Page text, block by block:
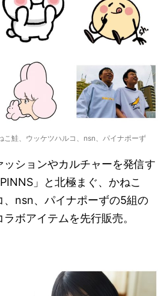
こ鮭、ウッケツハルコ、nsn、パイナポーず
ッションやカルチャーを発信す
」と北極まぐ、かねこ
、nsn、パイナポーずの5組の
ボアイテムを先行販売。